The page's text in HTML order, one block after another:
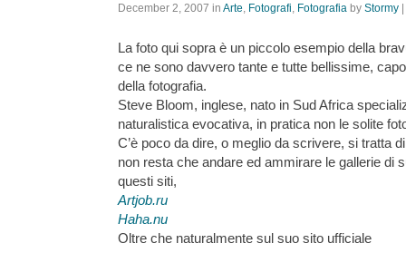
December 2, 2007 in Arte, Fotografi, Fotografia by Stormy
La foto qui sopra è un piccolo esempio della
ce ne sono davvero tante e tutte bellissime,
della fotografia.
Steve Bloom, inglese, nato in Sud Africa
naturalistica evocativa, in pratica non le solite
C’è poco da dire, o meglio da scrivere, si tratta
non resta che andare ed ammirare le gallerie di
questi siti,
Artjob.ru
Haha.nu
Oltre che naturalmente sul suo sito ufficiale